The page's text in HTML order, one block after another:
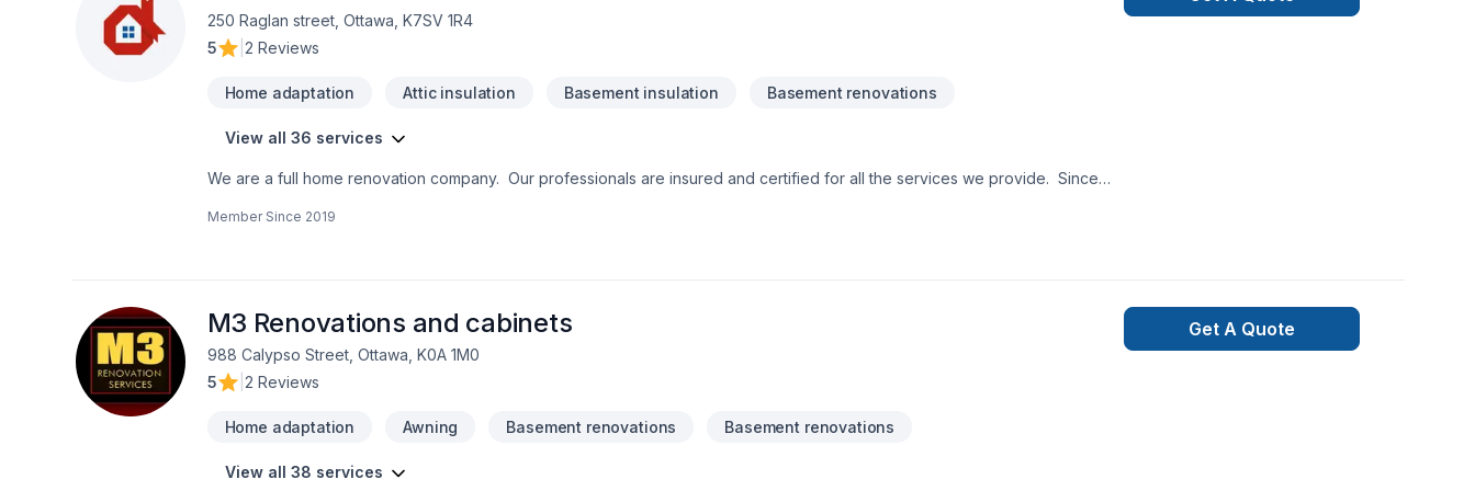
250 Raglan street, Ottawa, K7SV 1R4
5
2 Reviews
Home adaptation Attic insulation Basement insulation Basement renovations
View all 36 services
We are a full home renovation company. Our professionals are insured and certified for all the services we provide. Since
Member Since 2019
M3 Renovations and cabinets
988 Calypso Street, Ottawa, K0A 1M0
5
2 Reviews
Home adaptation Awning Basement renovations Basement renovations
View all 38 services
Get A Quote